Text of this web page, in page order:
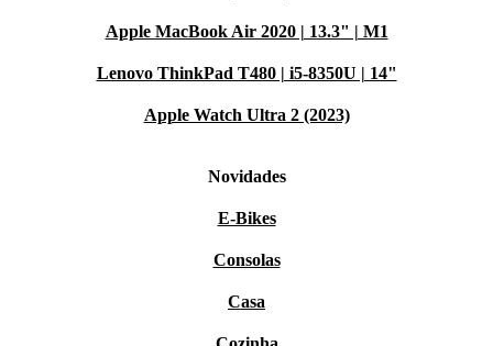
Apple MacBook Air 2020 | 13.3" | M1
Lenovo ThinkPad T480 | i5-8350U | 14"
Apple Watch Ultra 2 (2023)
Novidades
E-Bikes
Consolas
Casa